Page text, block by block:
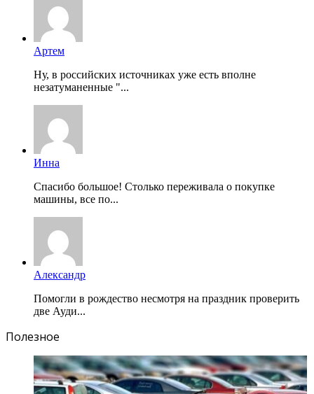
Артем
Ну, в российских источниках уже есть вполне
незатуманенные "...
Инна
Спасибо большое! Столько переживала о покупке
машины, все по...
Александр
Помогли в рождество несмотря на праздник проверить
две Ауди...
Полезное